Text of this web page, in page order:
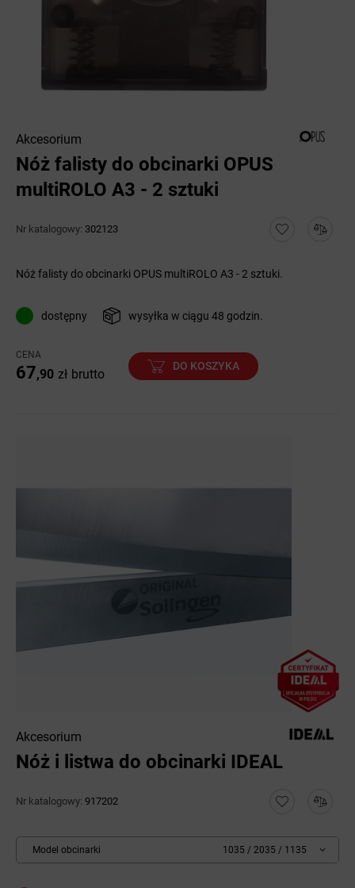
Akcesorium
Nóż falisty do obcinarki OPUS
multiROLO A3 - 2 sztuki
Nr katalogowy: 302123
Nóż falisty do obcinarki OPUS multiROLO A3 - 2 sztuki.
dostępny wysyłka w ciągu 48 godzin.
CENA
67,90 zł brutto
DO KOSZYKA
Akcesorium
Nóż i listwa do obcinarki IDEAL
Nr katalogowy: 917202
Model obcinarki 1035 / 2035 / 1135